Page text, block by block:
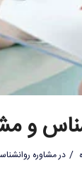
و
/ درمشاوره